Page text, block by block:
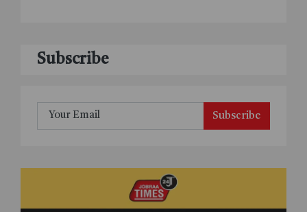
Subscribe
Subscribe